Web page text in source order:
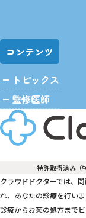
コンテンツ
トピックス
監修医師
特許取得済み（
クラウドドクターでは、
れ、あなたの診療を行いま
診療からお薬の処方まで